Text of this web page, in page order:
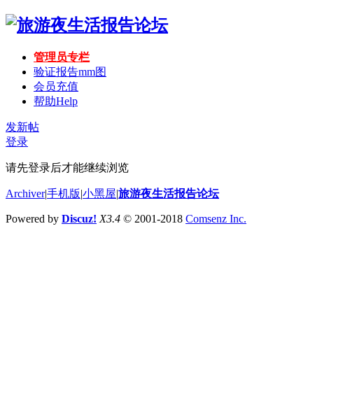
管理员专栏
验证报告mm图
会员充值
帮助Help
发新帖
登录
请先登录后才能继续浏览
Archiver|手机版|小黑屋|旅游夜生活报告论坛
Powered by Discuz! X3.4 © 2001-2018 Comsenz Inc.